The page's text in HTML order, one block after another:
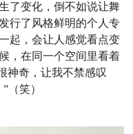
了变化，倒不如说让舞
行了风格鲜明的个人专
起，会让人感觉看点变
，在同一个空间里看着
神奇，让我不禁感叹
（笑）